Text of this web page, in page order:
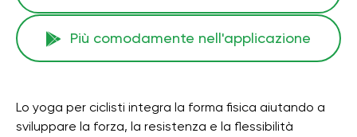
Più comodamente nell'applicazione
Lo yoga per ciclisti integra la forma fisica aiutando a
sviluppare la forza, la resistenza e la flessibilità